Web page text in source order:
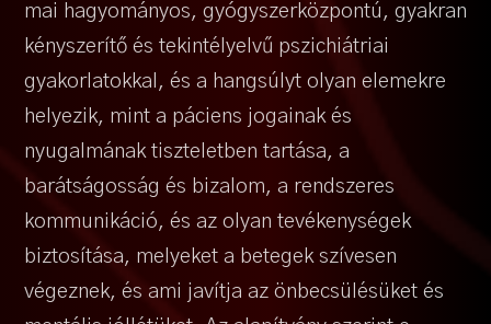
mai hagyományos, gyógyszerközpontú, gyakran
kényszerítő és tekintélyelvű pszichiátriai
gyakorlatokkal, és a hangsúlyt olyan elemekre
helyezik, mint a páciens jogainak és
nyugalmának tiszteletben tartása, a
barátságosság és bizalom, a rendszeres
kommunikáció, és az olyan tevékenységek
biztosítása, melyeket a betegek szívesen
végeznek, és ami javítja az önbecsülésüket és